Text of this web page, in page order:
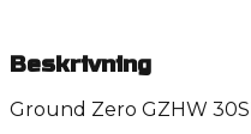
Beskrivning
Ground Zero GZHW